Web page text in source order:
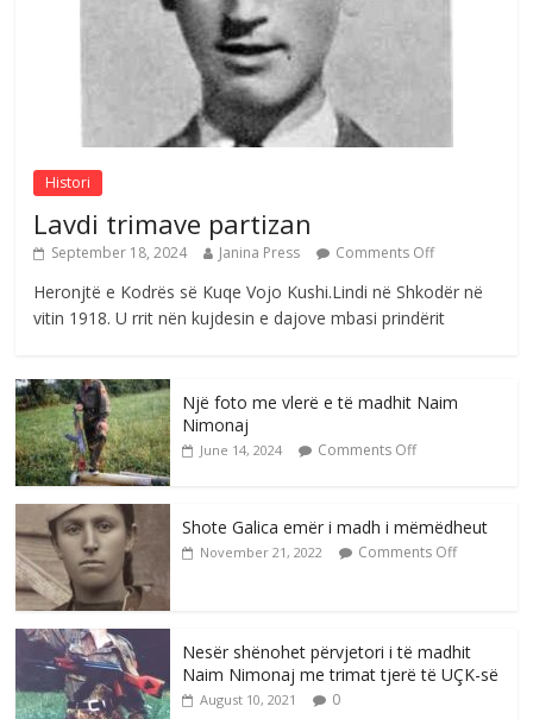
August 4, 2026 Comments Off
Sulm , pse të dua ty
August 8, 2026 Comments Off
Histori
Lavdi trimave partizan
September 18, 2024 Janina Press Comments Off
Heronjtë e Kodrës së Kuqe Vojo Kushi.Lindi në Shkodër në
vitin 1918. U rrit nën kujdesin e dajove mbasi prindërit
Një foto me vlerë e të madhit Naim
Nimonaj
June 14, 2024 Comments Off
Shote Galica emër i madh i mëmëdheut
November 21, 2022 Comments Off
Nesër shënohet përvjetori i të madhit
Naim Nimonaj me trimat tjerë të UÇK-së
August 10, 2021 0